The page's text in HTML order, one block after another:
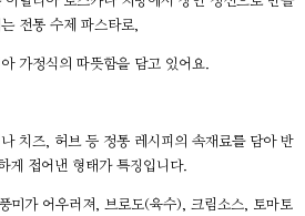
전통 수제 파스타로,
가정식의 따뜻함을 담고 있어요.
치즈, 허브 등 정통 레시피의 속재료를 담아 반
게 접어낸 형태가 특징입니다.
미가 어우러져, 브로도(육수), 크림소스, 토마토